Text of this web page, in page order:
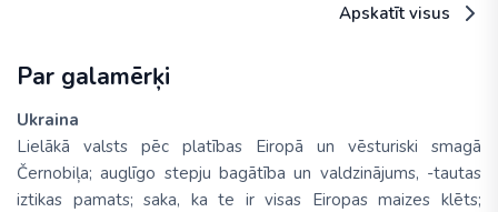
Apskatīt visus
Par galamērķi
Ukraina
Lielākā valsts pēc platības Eiropā un vēsturiski smagā
Černobiļa; auglīgo stepju bagātība un valdzinājums, -tautas
iztikas pamats; saka, ka te ir visas Eiropas maizes klēts;